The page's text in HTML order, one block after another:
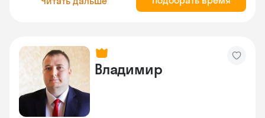
Владимир